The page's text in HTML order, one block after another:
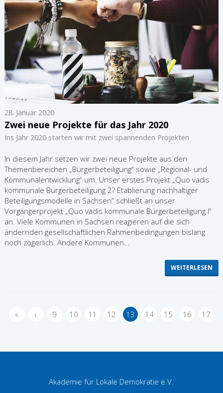
28. Januar 2020
Zwei neue Projekte für das Jahr 2020
Ins Jahr 2020 starten wir mit zwei spannenden Projekten
In diesem Jahr setzen wir zwei neue Projekte aus den
Themenbereichen „Bürgerbeteiligung“ sowie „Regional- und
Kommunalentwicklung“ um. Unser erstes Projekt „Quo vadis
kommunale Bürgerbeteiligung 2? Etablierung nachhaltiger
Beteiligungsmodelle in Sachsen“ schließt an unser
Vorgängerprojekt „Quo vadis kommunale Bürgerbeteiligung I“
an. Viele Kommunen in Sachsen reagieren auf die sich
ändernden gesellschaftlichen Rahmenbedingungen bislang
noch zögerlich. Andere Kommunen…
WEITERLESEN
« ‹ 9 10 11 12 13 14 15 16 17
Akademie für Lokale Demokratie e.V.